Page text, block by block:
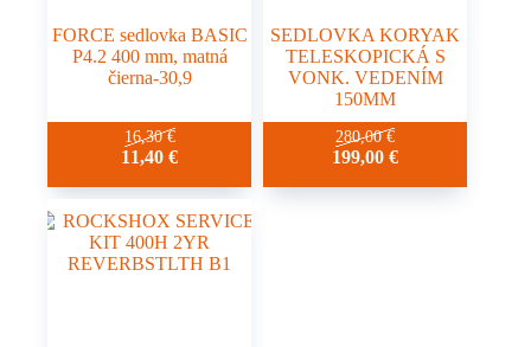
FORCE sedlovka BASIC
P4.2 400 mm, matná
čierna-30,9
16,30€
11,40€
SEDLOVKA KORYAK
TELESKOPICKÁ S
VONK. VEDENÍM
150MM
280,00€
199,00€